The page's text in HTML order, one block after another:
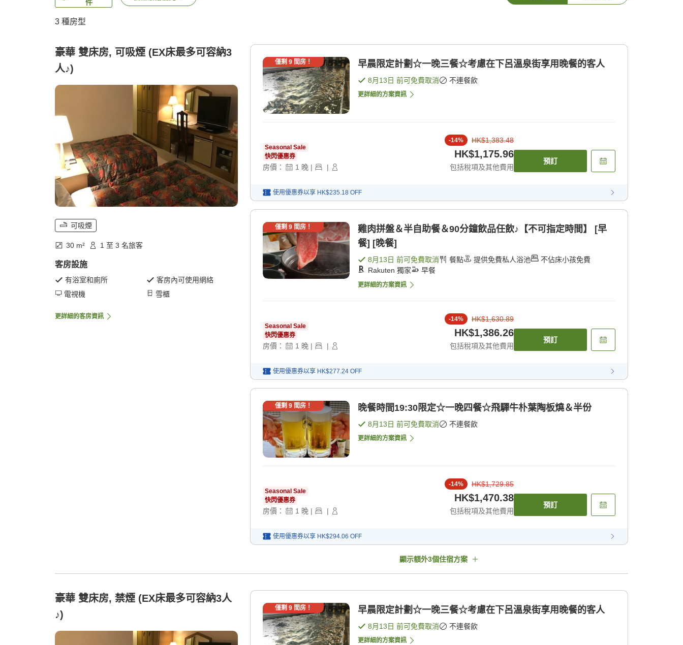
件
3 種房型
豪華 雙床房, 可吸煙 (EX床最多可容納3
人♪)
可吸煙
30 m² 1 至 3 名旅客
客房設施
有浴室和廁所
客房內可使用網絡
電視機
雪櫃
更詳細的客房資訊
僅剩 9間房！ 早晨限定計劃☆一晚三餐☆考慮在下呂溫泉街享用晚餐的客人
8月13日 前可免費取消 不連餐飲
更詳細的方案資訊
Seasonal Sale
快閃優惠券
房價： 1 晚 | |
-14% HK$1,383.48
HK$1,175.96
包括稅項及其他費用
預訂
使用優惠券以享 HK$235.18 OFF
僅剩 9間房！
雞肉拼盤＆半自助餐＆90分鐘飲品任飲♪【不可指定時間】 [早
餐] [晚餐]
8月13日 前可免費取消 餐點 提供免費私人浴池
不佔床小孩免費
Rakuten 獨家
早餐
更詳細的方案資訊
Seasonal Sale
快閃優惠券
房價： 1 晚 | |
-14% HK$1,630.89
HK$1,386.26
包括稅項及其他費用
預訂
使用優惠券以享 HK$277.24 OFF
僅剩 9間房！ 晚餐時間19:30限定☆一晚四餐☆飛驒牛朴葉陶板燒＆半份
8月13日 前可免費取消 不連餐飲
更詳細的方案資訊
Seasonal Sale
快閃優惠券
房價： 1 晚 | |
-14% HK$1,729.85
HK$1,470.38
包括稅項及其他費用
預訂
使用優惠券以享 HK$294.06 OFF
顯示額外3個住宿方案
豪華 雙床房, 禁煙 (EX床最多可容納3人
♪)
僅剩 9間房！ 早晨限定計劃☆一晚三餐☆考慮在下呂溫泉街享用晚餐的客人
8月13日 前可免費取消 不連餐飲
更詳細的方案資訊